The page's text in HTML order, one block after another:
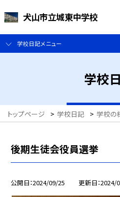
犬山市立城東中学校
学校日記メニュー
学校
トップページ > 学校日記 > 学校の
後期生徒会役員選挙
公開日 2024/09/25 更新日 2024/